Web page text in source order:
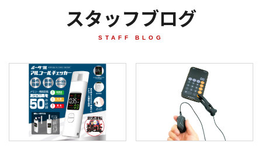
スタッフブログ
STAFF BLOG